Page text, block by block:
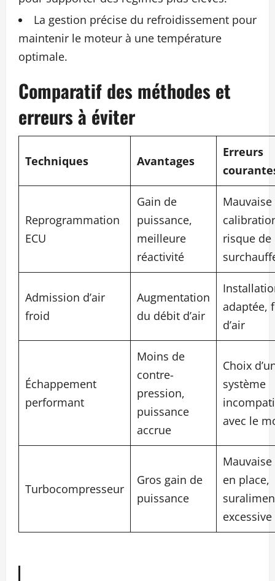
La gestion précise du refroidissement pour
maintenir le moteur à une température
optimale.
Comparatif des méthodes et
erreurs à éviter
Techniques Avantages
Erreurs
Reprogrammation
ECU
Gain de
puissance,
meilleure
réactivité
Mauvaise
risque de
Admission d’air
froid
Augmentation
du débit d’air
adaptée,
d’air
Échappement
performant
Moins de
contre-
pression,
puissance
accrue
Choix
système
avec le
Turbocompresseur
Gros gain de
puissance
en place,
excessive